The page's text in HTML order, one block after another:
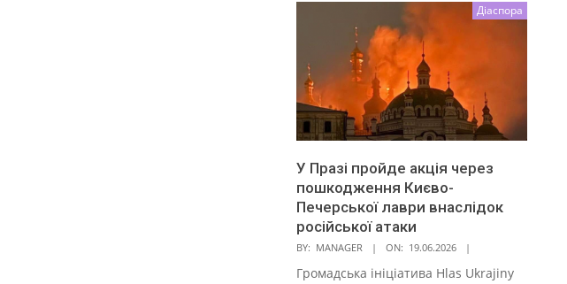
Діаспора
У Празі пройде акція через
пошкодження Києво-
Печерської лаври внаслідок
російської атаки
BY: MANAGER ON: 19.06.2026
Громадська ініціатива Hlas Ukrajiny